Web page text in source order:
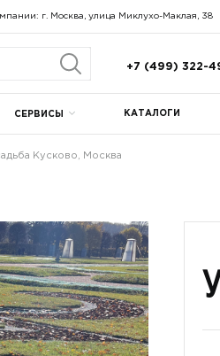
г. Москва, улица Миклухо-Маклая, 38
+7 (499) 322-
СЕРВИСЫ КАТАЛОГИ
Кусково, Москва